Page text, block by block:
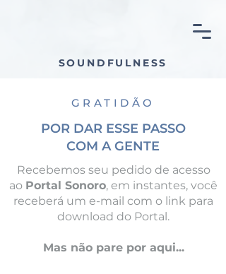
SOUNDFULNESS
GRATIDÃO
POR DAR ESSE PASSO
COM A GENTE
Recebemos seu pedido de acesso
ao Portal Sonoro, em instantes, você
receberá um e-mail com o link para
download do Portal.
Mas não pare por aqui...